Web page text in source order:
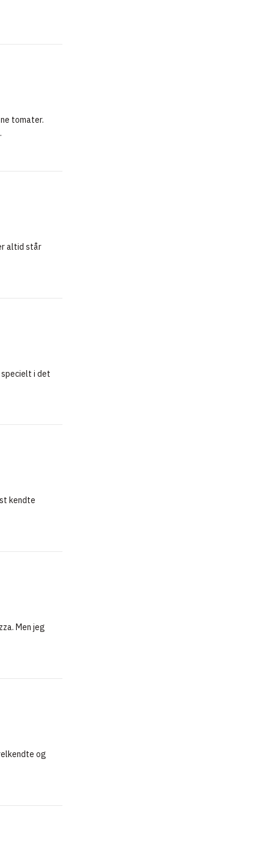
tomater.
altid står
i det
kendte
Men jeg
og